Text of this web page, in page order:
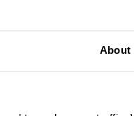
About
pasos